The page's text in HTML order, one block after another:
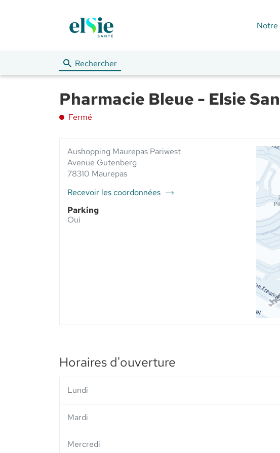
Notre
Rechercher
Pharmacie Bleue - Elsie
Fermé
Aushopping Maurepas Pariwest
Avenue Gutenberg
78310 Maurepas
Recevoir les coordonnées
du
point
de
Parking
Oui
Horaires d'ouverture
Lundi
Mardi
Mercredi